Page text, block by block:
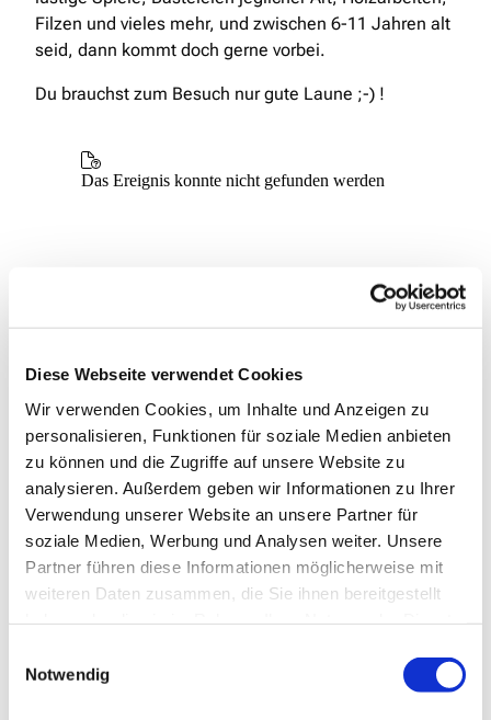
Diese Webseite verwendet Cookies
Wir verwenden Cookies, um Inhalte und Anzeigen zu
personalisieren, Funktionen für soziale Medien anbieten
zu können und die Zugriffe auf unsere Website zu
analysieren. Außerdem geben wir Informationen zu Ihrer
Verwendung unserer Website an unsere Partner für
soziale Medien, Werbung und Analysen weiter. Unsere
Partner führen diese Informationen möglicherweise mit
weiteren Daten zusammen, die Sie ihnen bereitgestellt
Notwendig
Filzen und vieles mehr, und zwischen 6-11 Jahren alt
seid, dann kommt doch gerne vorbei.
Du brauchst zum Besuch nur gute Laune ;-) !
Dies könnte Sie auch
interessieren